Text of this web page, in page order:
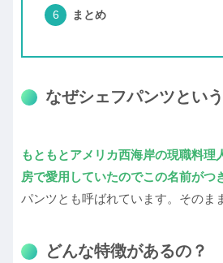
まとめ
なぜシェフパンツとい
もともとアメリカ西海岸の現職料理
房で愛用していたのでこの名前がつ
パンツとも呼ばれています。そのま
どんな特徴があるの？